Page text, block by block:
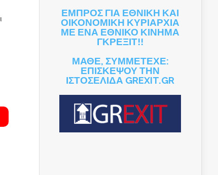
ΕΜΠΡΟΣ ΓΙΑ ΕΘΝΙΚΗ ΚΑΙ
ΟΙΚΟΝΟΜΙΚΗ ΚΥΡΙΑΡΧΙΑ
ΜΕ ΕΝΑ ΕΘΝΙΚΟ ΚΙΝΗΜΑ
ΓΚΡΕΞΙΤ!!
ΜΑΘΕ, ΣΥΜΜΕΤΕΧΕ:
ΕΠΙΣΚΕΨΟΥ ΤΗΝ
ΙΣΤΟΣΕΛΙΔΑ GREXIT.GR